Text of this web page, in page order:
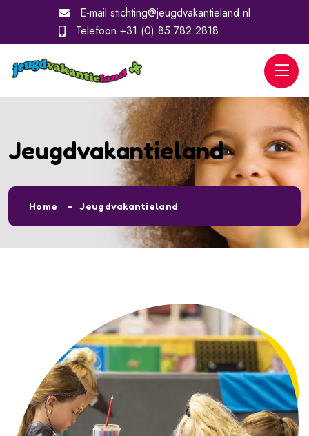
E-mail stichting@jeugdvakantieland.nl
Telefoon +31 (0) 85 782 2818
Jeugdvakantieland
Home Jeugdvakantieland